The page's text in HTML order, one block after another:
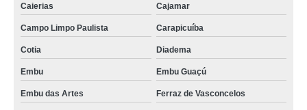
Caierias Cajamar
Campo Limpo Paulista Carapicuíba
Cotia Diadema
Embu Embu Guaçú
Embu das Artes Ferraz de Vasconcelos